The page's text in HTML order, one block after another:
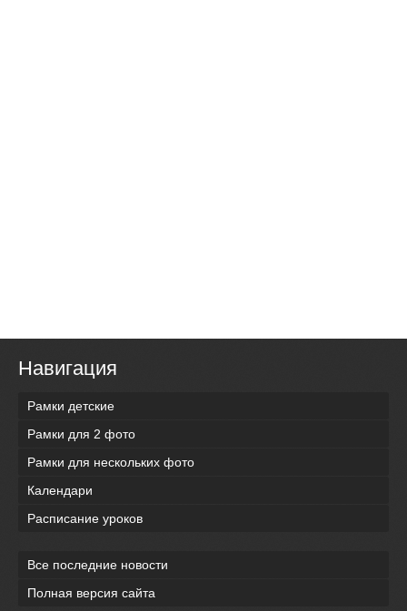
Навигация
Рамки детские
Рамки для 2 фото
Рамки для нескольких фото
Календари
Расписание уроков
Все последние новости
Полная версия сайта